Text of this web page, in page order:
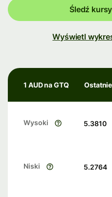
Śledź
Wyświetl
1 AUD na GTQ
Wysoki 5.3810
Niski 5.2764